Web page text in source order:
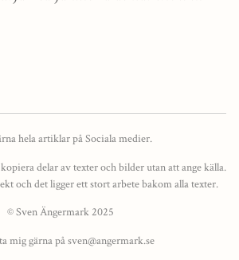
hela artiklar på Sociala medier.
delar av texter och bilder utan att ange källa.
och det ligger ett stort arbete bakom alla texter.
© Sven Ängermark 2025
mig gärna på sven@angermark.se